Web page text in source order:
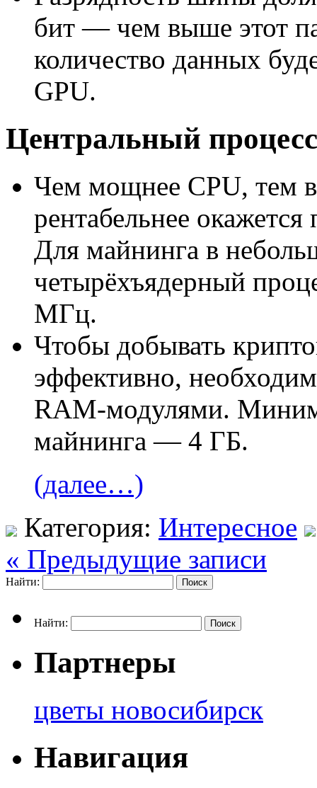
бит — чем выше этот
количество данных
GPU.
Центральный
Чем мощнее CPU, тем
рентабельнее
Для майнинга в
четырёхъядерный
МГц.
Чтобы добывать
эффективно,
RAM-модулями.
майнинга — 4 ГБ.
(далее…)
Категория: Интересное
« Предыдущие записи
Найти:
Найти:
Партнеры
цветы новосибирск
Навигация